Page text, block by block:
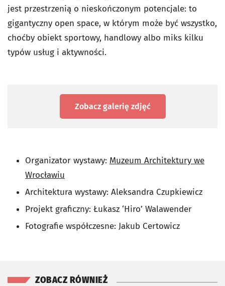
jest przestrzenią o nieskończonym potencjale: to
gigantyczny open space, w którym może być wszystko,
choćby obiekt sportowy, handlowy albo miks kilku
typów usług i aktywności.
Zobacz galerię zdjęć
Organizator wystawy: Muzeum Architektury we
Wrocławiu
Architektura wystawy: Aleksandra Czupkiewicz
Projekt graficzny: Łukasz ‘Hiro’ Walawender
Fotografie współczesne: Jakub Certowicz
ZOBACZ RÓWNIEŻ